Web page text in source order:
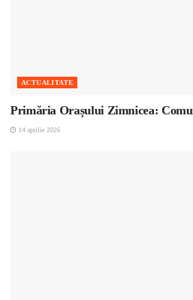
ACTUALITATE
Primăria Orașului Zimnicea:
14 aprilie 2026